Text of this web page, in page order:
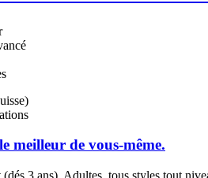
meilleur de vous-même.
3 ans), Adultes, tous styles tout